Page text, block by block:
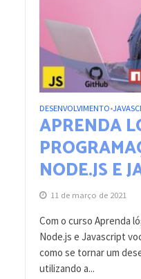
DESENVOLVIMENTO•
APRENDA
NODE.JS E
11 de março de 2021
Com o curso Aprenda
Node.js e Javascript
como se tornar um
utilizando a...